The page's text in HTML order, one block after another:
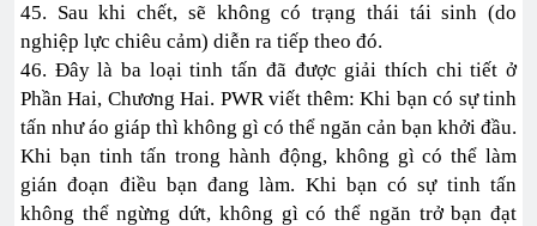
45. Sau khi chết, sẽ không có trạng thái tái sinh (do
nghiệp lực chiêu cảm) diễn ra tiếp theo đó.
46. Đây là ba loại tinh tấn đã được giải thích chi tiết ở
Phần Hai, Chương Hai. PWR viết thêm: Khi bạn có sự tinh
tấn như áo giáp thì không gì có thể ngăn cản bạn khởi đầu.
Khi bạn tinh tấn trong hành động, không gì có thể làm
gián đoạn điều bạn đang làm. Khi bạn có sự tinh tấn
không thể ngừng dứt, không gì có thể ngăn trở bạn đạt